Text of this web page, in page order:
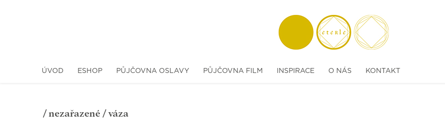
ÚVOD ESHOP PŮJČOVNA OSLAVY PŮJČOVNA FILM INSPIRACE O NÁS KONTAKT
/ nezařazené / váza